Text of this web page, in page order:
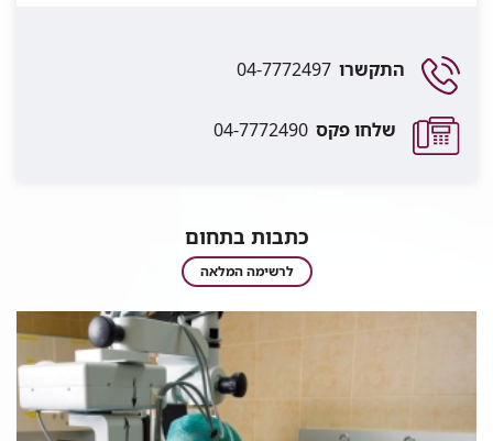
התקשרו 04-7772497
שלחו פקס 04-7772490
כתבות בתחום
כתבות
בתחום
לרשימה המלאה